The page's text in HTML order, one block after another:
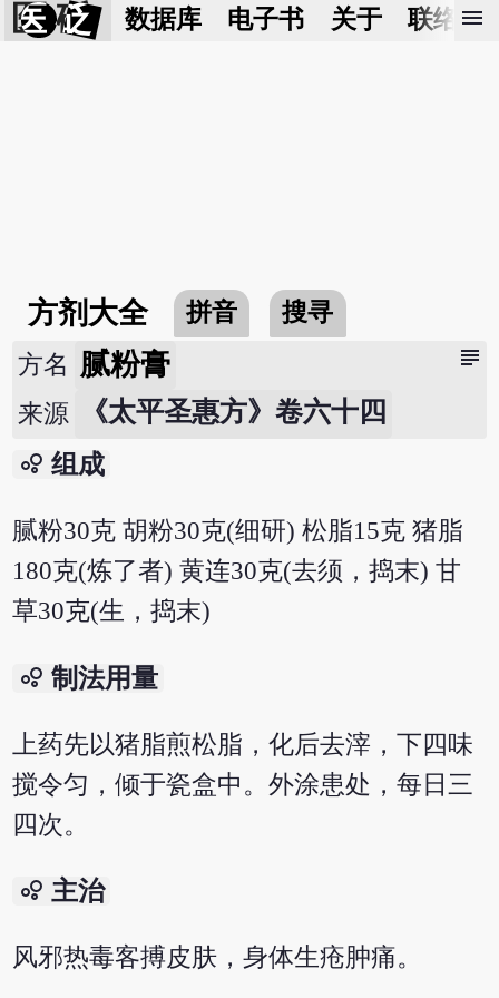
医 砭 数据库 电子书 关于 联络我
menu
方剂大全 拼音 搜寻
subject
方名 腻粉膏
来源 《太平圣惠方》卷六十四
bubble_chart 组成
腻粉30克 胡粉30克(细研) 松脂15克 猪脂
180克(炼了者) 黄连30克(去须，捣末) 甘
草30克(生，捣末)
bubble_chart 制法用量
上药先以猪脂煎松脂，化后去滓，下四味
搅令匀，倾于瓷盒中。外涂患处，每日三
四次。
bubble_chart 主治
风邪热毒客搏皮肤，身体生疮肿痛。